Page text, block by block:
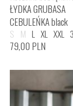
ŁYDKA GRUBASA
CEBULEŃKA black
S M L XL XXL
79,00 PLN